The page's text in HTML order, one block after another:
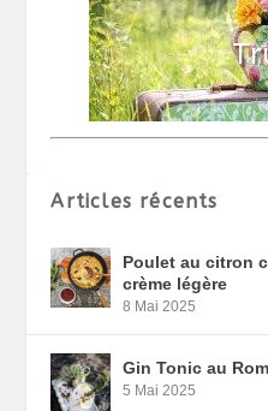
Articles récents
Poulet au citron
crème légère
8 Mai 2025
Gin Tonic au
5 Mai 2025